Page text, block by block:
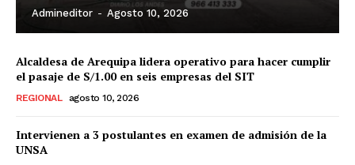
Admineditor - Agosto 10, 2026
Alcaldesa de Arequipa lidera operativo para hacer cumplir
el pasaje de S/1.00 en seis empresas del SIT
REGIONAL agosto 10, 2026
Intervienen a 3 postulantes en examen de admisión de la
UNSA